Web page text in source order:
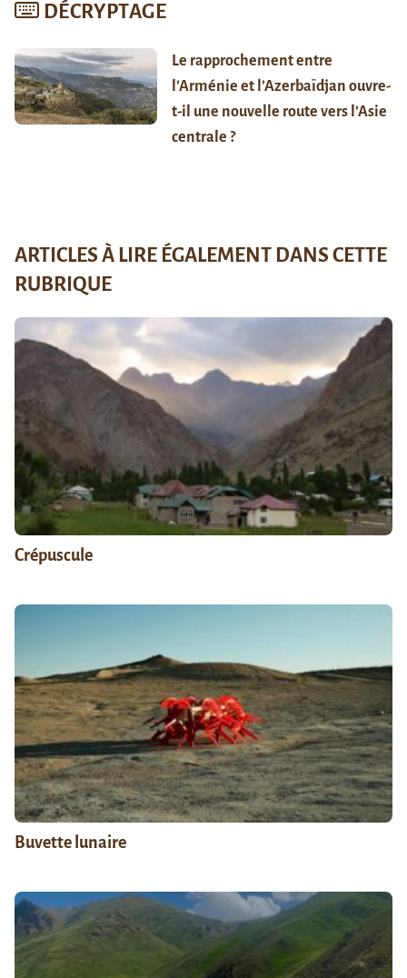
DÉCRYPTAGE
Le rapprochement entre
l’Arménie et l’Azerbaïdjan ouvre-
t-il une nouvelle route vers l’Asie
centrale ?
ARTICLES À LIRE ÉGALEMENT DANS CETTE
RUBRIQUE
Crépuscule
Buvette lunaire